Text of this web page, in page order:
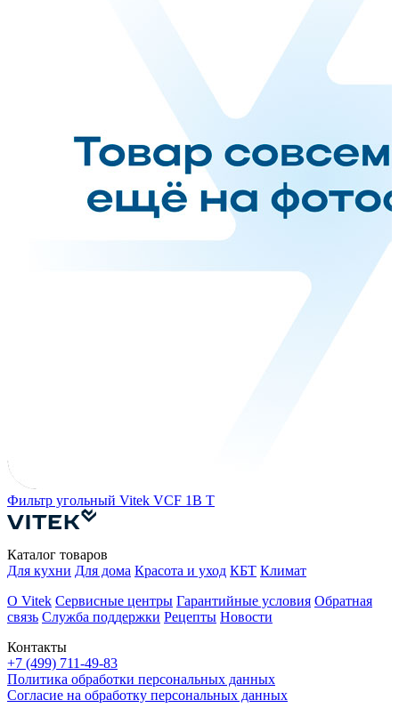
Фильтр угольный Vitek VCF 1B T
Контакты
+7 (499) 711-49-83
Каталог товаров
Для кухни Для дома Красота и уход КБТ Климат
О Vitek Сервисные центры Гарантийные условия Обратная
связь Служба поддержки Рецепты Новости
Политика обработки персональных данных
Согласие на обработку персональных данных